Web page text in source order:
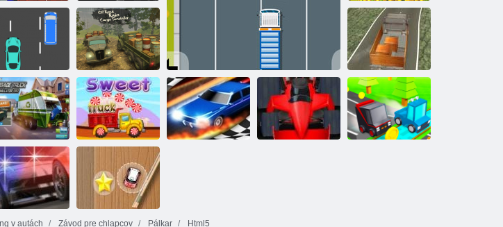
Batman navždy
Kostým
Batmana
Mega trakt
Dump Racing
Jazda v daždi
off-road: Truck
simulátor
Simulátor
nákladného auta
Simulátor
smetiarskeho
vozidla
Sladká kamión
v autách Závod pre chlapcov Pálkar Html5